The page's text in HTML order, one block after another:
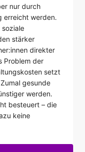
nur durch
erreicht werden.
soziale
stärker
direkter
Problem der
setzt
gesunde
werden.
besteuert – die
keine